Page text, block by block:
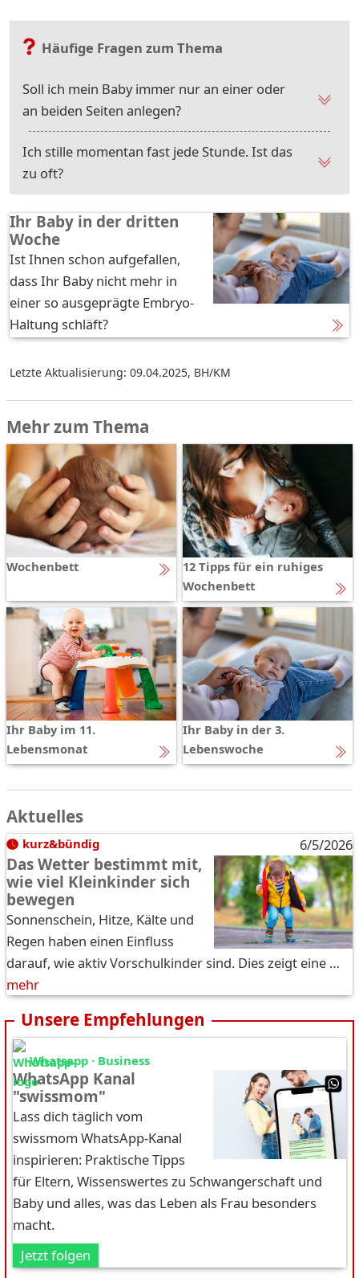
Häufige Fragen zum Thema
Soll ich mein Baby immer nur an einer oder
an beiden Seiten anlegen?
Ich stille momentan fast jede Stunde. Ist das
zu oft?
Ihr Baby in der dritten
Woche
Ist Ihnen schon aufgefallen,
dass Ihr Baby nicht mehr in
einer so ausgeprägte Embryo-
Haltung schläft?
Letzte Aktualisierung: 09.04.2025, BH/KM
Mehr zum Thema
Wochenbett
12 Tipps für ein ruhiges
Wochenbett
Ihr Baby im 11.
Lebensmonat
Ihr Baby in der 3.
Lebenswoche
Aktuelles
kurz&bündig 6/5/2026
Das Wetter bestimmt mit,
wie viel Kleinkinder sich
bewegen
Sonnenschein, Hitze, Kälte und
Regen haben einen Einfluss
darauf, wie aktiv Vorschulkinder sind. Dies zeigt eine …
mehr
Unsere Empfehlungen
Whatsapp · Business
WhatsApp Kanal
"swissmom"
Lass dich täglich vom
swissmom WhatsApp-Kanal
inspirieren: Praktische Tipps
für Eltern, Wissenswertes zu Schwangerschaft und
Baby und alles, was das Leben als Frau besonders
macht.
Jetzt folgen